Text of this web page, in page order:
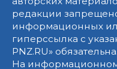
редакции
информационных
гиперссылка с
PNZ.RU» обязательна.
На